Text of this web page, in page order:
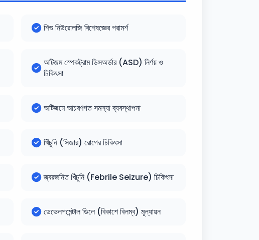
শিশু নিউরোলজি বিশেষজ্ঞের পরামর্শ
অটিজম স্পেকট্রাম ডিসঅর্ডার (ASD) নির্ণয় ও
চিকিৎসা
অটিজমে আচরণগত সমস্যা ব্যবস্থাপনা
খিঁচুনি (সিজার) রোগের চিকিৎসা
জ্বরজনিত খিঁচুনি (Febrile Seizure) চিকিৎসা
ডেভেলপমেন্টাল ডিলে (বিকাশে বিলম্ব) মূল্যায়ন